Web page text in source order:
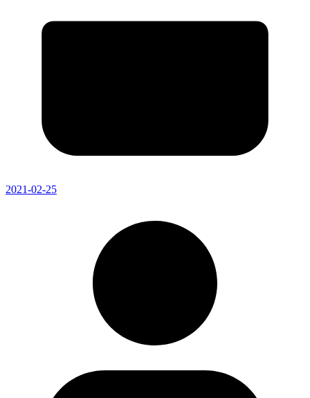
2021-02-25